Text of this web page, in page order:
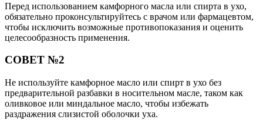
Перед использованием камфорного масла или спирта в ухо,
обязательно проконсультируйтесь с врачом или фармацевтом,
чтобы исключить возможные противопоказания и оценить
целесообразность применения.
СОВЕТ №2
Не используйте камфорное масло или спирт в ухо без
предварительной разбавки в носительном масле, таком как
оливковое или миндальное масло, чтобы избежать
раздражения слизистой оболочки уха.